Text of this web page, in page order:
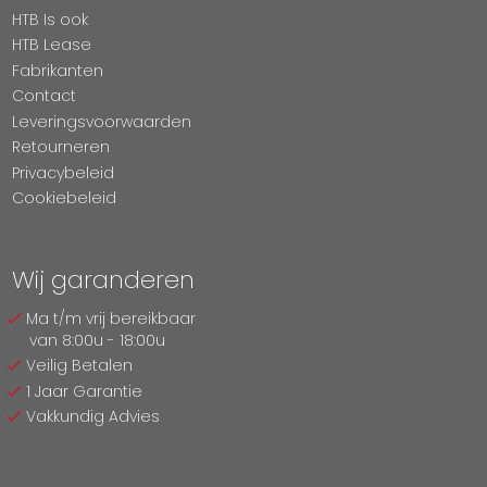
HTB Is ook
HTB Lease
Fabrikanten
Contact
Leveringsvoorwaarden
Retourneren
Privacybeleid
Cookiebeleid
Wij garanderen
Ma t/m vrij bereikbaar
van 8:00u - 18:00u
Veilig Betalen
1 Jaar Garantie
Vakkundig Advies